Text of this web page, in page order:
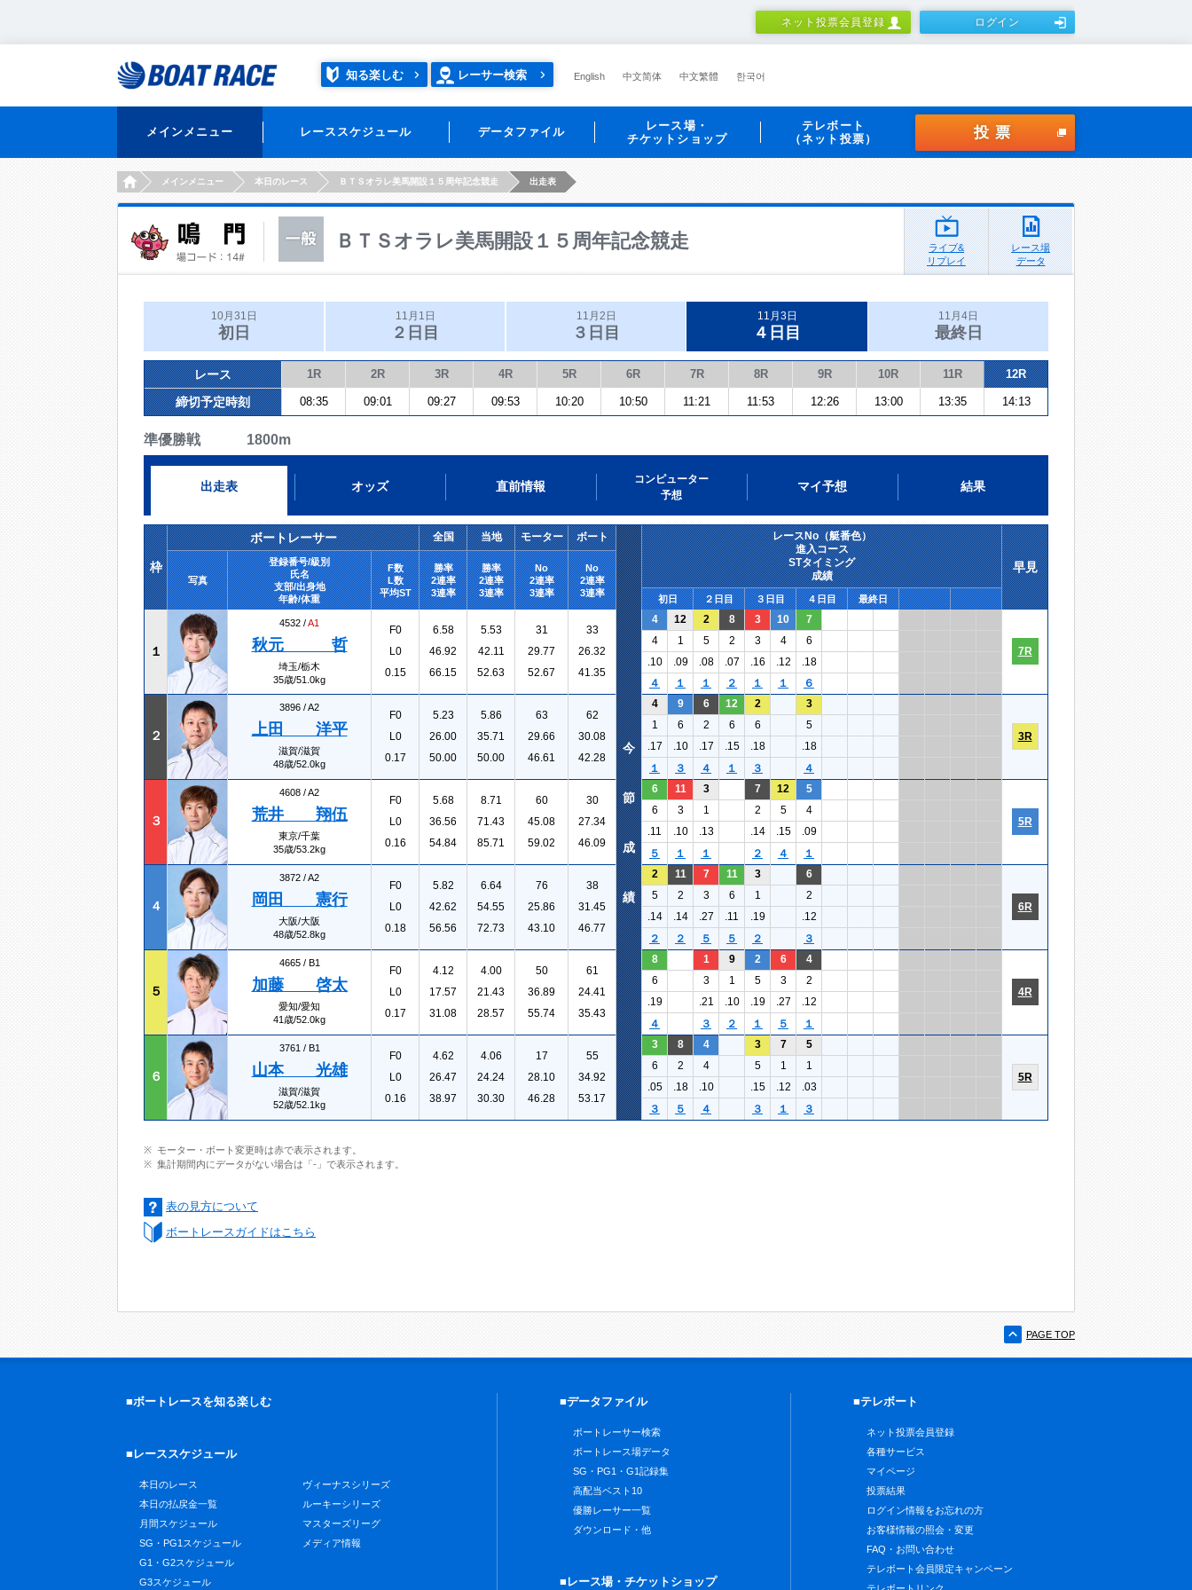
ネット投票会員登録 ログイン
知る楽しむ レーサー検索 English 中文简体 中文繁體 한국어
メインメニュー レーススケジュール データファイル
レース場・
チケットショップ
テレボート
（ネット投票）
投票
HOMEメインメニュー 本日のレース ＢＴＳオラレ美馬開設１５周年記念競走 出走表
ＢＴＳオラレ美馬開設１５周年記念競走
ライブ&
リプレイ
レース場
データ
10月31日
初日
11月1日
２日目
11月2日
３日目
11月3日
４日目
11月4日
最終日
レース 1R 2R 3R 4R 5R 6R 7R 8R 9R 10R 11R 12R
締切予定時刻 08:35 09:01 09:27 09:53 10:20 10:50 11:21 11:53 12:26 13:00 13:35 14:13
準優勝戦 1800m
出走表 オッズ 直前情報
コンピューター
予想
マイ予想 結果
枠
ボートレーサー 全国 当地 モーター ボート
レースNo（艇番色）
進入コース
STタイミング
成績
早見
写真
登録番号/級別
氏名
支部/出身地
年齢/体重
F数
L数
平均ST
勝率
2連率
3連率
勝率
2連率
3連率
No
2連率
3連率
No
2連率
3連率
初日 ２日目 ３日目 ４日目 最終日
１
4532 /A1
秋元 哲
埼玉/栃木
35歳/51.0kg
F0
L0
0.15
6.58
46.92
66.15
5.53
42.11
52.63
31
29.77
52.67
33
26.32
41.35
4 12 2 8 3 10 7
7R
4 1 5 2 3 4
6
.10
.09 .08 .07 .16 .12
.18
４
１ １ ２ １ １ ６
２
3896 /A2
上田 洋平
滋賀/滋賀
48歳/52.0kg
F0
L0
0.17
5.23
26.00
50.00
5.86
35.71
50.00
63
29.66
46.61
62
30.08
42.28
4 9 6 12 2 3
3R
1 6 2 6 6
5
.17
.10 .17 .15 .18
.18
１
３ ４ １ ３ ４
３
4608 /A2
荒井 翔伍
東京/千葉
35歳/53.2kg
F0
L0
0.16
5.68
36.56
54.84
8.71
71.43
85.71
60
45.08
59.02
30
27.34
46.09
6 11 3 7 12 5
5R
6 3 1 2 5
4
.11
.10 .13 .14 .15
.09
５
１ １ ２ ４ １
４
3872 /A2
岡田 憲行
大阪/大阪
48歳/52.8kg
F0
L0
0.18
5.82
42.62
56.56
6.64
54.55
72.73
76
25.86
43.10
38
31.45
46.77
2 11 7 11 3 6
6R
5 2 3 6 1
2
.14
.14 .27 .11 .19
.12
２
２ ５ ５ ２ ３
５
4665 / B1
加藤 啓太
愛知/愛知
41歳/52.0kg
F0
L0
0.17
4.12
17.57
31.08
4.00
21.43
28.57
50
36.89
55.74
61
24.41
35.43
8 1 9 2 6 4
4R
6 3 1 5 3
2
.19
.21 .10 .19 .27
.12
４
３ ２ １ ５ １
６
3761 / B1
山本 光雄
滋賀/滋賀
52歳/52.1kg
F0
L0
0.16
4.62
26.47
38.97
4.06
24.24
30.30
17
28.10
46.28
55
34.92
53.17
3 8 4 3 7 5
5R
6 2 4 5 1
1
.05
.18 .10 .15 .12
.03
３
５ ４ ３ １ ３
今
節
成
績
モーター・ボート変更時は赤で表示されます。
集計期間内にデータがない場合は「-」で表示されます。
表の見方について
ボートレースガイドはこちら
PAGE TOP
■ボートレースを知る楽しむ
■レーススケジュール
本日のレース
本日の払戻金一覧
月間スケジュール
SG・PG1スケジュール
G1・G2スケジュール
G3スケジュール
ヴィーナスシリーズ
ルーキーシリーズ
マスターズリーグ
メディア情報
■データファイル
ボートレーサー検索
ボートレース場データ
SG・PG1・G1記録集
高配当ベスト10
優勝レーサー一覧
ダウンロード・他
■レース場・チケットショップ
■テレボート
ネット投票会員登録
各種サービス
マイページ
投票結果
ログイン情報をお忘れの方
お客様情報の照会・変更
FAQ・お問い合わせ
テレボート会員限定キャンペーン